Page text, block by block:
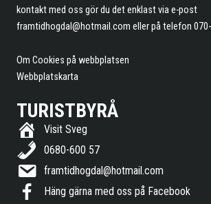
kontakt med oss gör du det enklast via e-post
framtidhogdal@hotmail.com eller på telefon
Om Cookies på webbplatsen
Webbplatskarta
TURISTBYRÅ
Visit Sveg
0680-600 57
framtidhogdal@hotmail.com
Häng gärna med oss på Facebook